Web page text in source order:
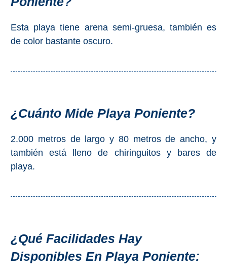
Aventura
Senderismo
Para Niños
LOS
MEJORES
CERCANOS
Cuevas de Nerja
Caminito del Rey
Esta playa tiene arena semi-gruesa, también es
de color bastante oscuro.
¿Cuánto Mide Playa Poniente?
2.000 metros de largo y 80 metros de ancho, y
también está lleno de chiringuitos y bares de
playa.
¿Qué Facilidades Hay
Disponibles En Playa Poniente: